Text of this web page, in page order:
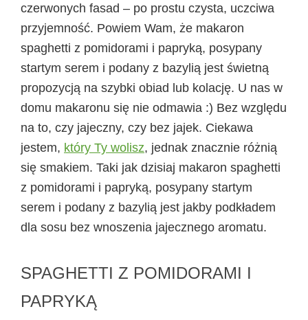
czerwonych fasad – po prostu czysta, uczciwa
przyjemność. Powiem Wam, że makaron
spaghetti z pomidorami i papryką, posypany
startym serem i podany z bazylią jest świetną
propozycją na szybki obiad lub kolację. U nas w
domu makaronu się nie odmawia :) Bez względu
na to, czy jajeczny, czy bez jajek. Ciekawa
jestem, który Ty wolisz, jednak znacznie różnią
się smakiem. Taki jak dzisiaj makaron spaghetti
z pomidorami i papryką, posypany startym
serem i podany z bazylią jest jakby podkładem
dla sosu bez wnoszenia jajecznego aromatu.
SPAGHETTI Z POMIDORAMI I
PAPRYKĄ